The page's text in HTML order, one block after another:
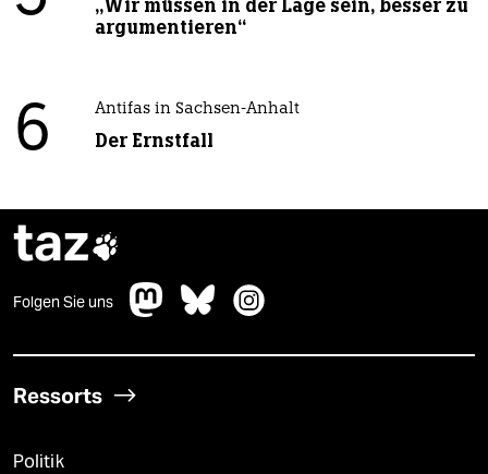
„Wir müssen in der Lage sein, besser zu
argumentieren“
6 Antifas in Sachsen-Anhalt
Der Ernstfall
taz
Folgen Sie uns
Ressorts
Politik